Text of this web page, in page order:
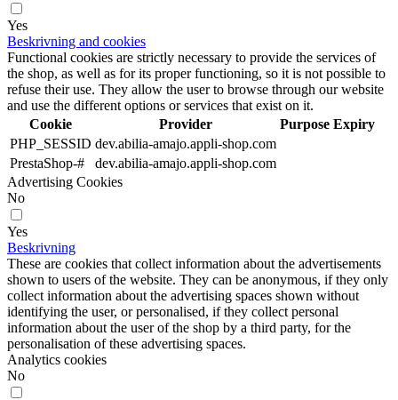
Yes
Beskrivning and cookies
Functional cookies are strictly necessary to provide the services of
the shop, as well as for its proper functioning, so it is not possible to
refuse their use. They allow the user to browse through our website
and use the different options or services that exist on it.
Cookie
Provider Purpose Expiry
PHP_SESSID dev.abilia-amajo.appli-shop.com
PrestaShop-#
dev.abilia-amajo.appli-shop.com
Advertising Cookies
No
Yes
Beskrivning
These are cookies that collect information about the advertisements
shown to users of the website. They can be anonymous, if they only
collect information about the advertising spaces shown without
identifying the user, or personalised, if they collect personal
information about the user of the shop by a third party, for the
personalisation of these advertising spaces.
Analytics cookies
No